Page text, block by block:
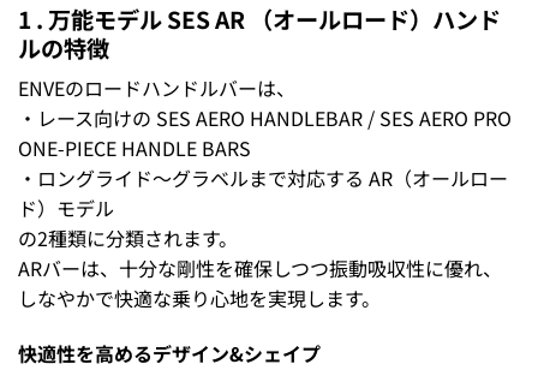
1 . 万能モデル SES AR （オールロード）ハンド
ルの特徴
ENVEのロードハンドルバーは、
・レース向けの SES AERO HANDLEBAR / SES AERO PRO
ONE-PIECE HANDLE BARS
・ロングライド～グラベルまで対応する AR（オールロー
ド）モデル
の2種類に分類されます。
ARバーは、十分な剛性を確保しつつ振動吸収性に優れ、
しなやかで快適な乗り心地を実現します。
快適性を高めるデザイン&シェイプ